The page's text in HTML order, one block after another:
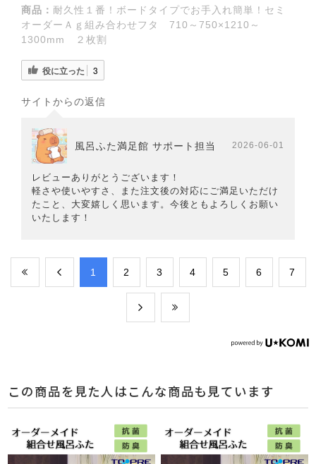
商品： 耐久性１番！ボードタイプでお手入れ簡単！セミ
オーダーＡｇ組み合わせフタ 710～750×1210～
1300mm ２枚割
役に立った 3
サイトからの返信
風呂ふた満足館 サポート担当 2026-06-01
レビューありがとうございます！
軽さや使いやすさ、また注文後の対応にご満足いただけ
たこと、大変嬉しく思います。今後ともよろしくお願い
いたします！
​1 ​2 ​3 ​4 ​5 ​6 ​7
この商品を見た人はこんな商品も見ています